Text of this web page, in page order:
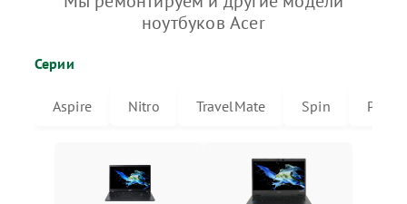
ноутбуков Acer
Серии
Aspire Nitro TravelMate Spin